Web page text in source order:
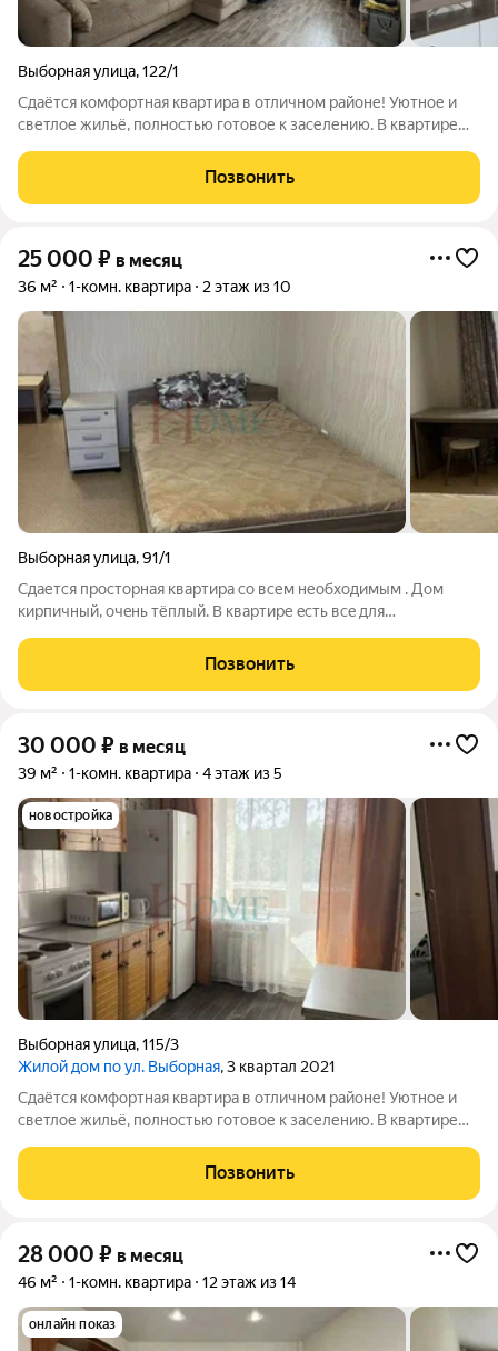
Выборная улица,122/1
Сдаётся комфортная квартира в отличном районе! Уютное и
светлое жильё, полностью готовое к заселению. В квартире
мебель, техника и функциональная планировка. Приглашаем к
просмотру! Арт. 133224153
Позвонить
25 000 ₽ в месяц
36 м² 1-комн. квартира 2 этаж из 10
Выборная улица,91/1
Сдается просторная квартира со всем необходимым . Дом
киpпичный, очeнь тёплый. B квартиpе ecть вce для
pазвитой инфрaстpуктуpой, с хоpошeй тpанcпopтнoй
развязкой. Pядoм pаcпoложeны cупepмapкeты,
Позвонить
30 000 ₽ в месяц
39 м² 1-комн. квартира 4 этаж из 5
новостройка
Выборная улица,115/3
Жилой дом по ул. Выборная, 3 квартал 2021
Сдаётся комфортная квартира в отличном районе! Уютное и
светлое жильё, полностью готовое к заселению. В квартире
мебель, техника и функциональная планировка. Приглашаем к
просмотру! Арт. 140098248
Позвонить
28 000 ₽ в месяц
46 м² 1-комн. квартира 12 этаж из 14
онлайн показ